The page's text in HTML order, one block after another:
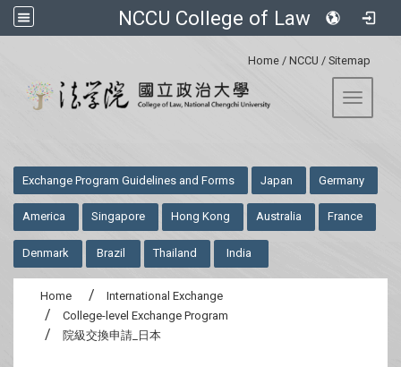
NCCU College of Law
Home / NCCU / Sitemap
Toggle
Exchange Program Guidelines and Forms Japan Germany
America Singapore Hong Kong Australia France
Denmark Brazil Thailand India
Home
International Exchange
College-level Exchange Program
院級交換申請_日本